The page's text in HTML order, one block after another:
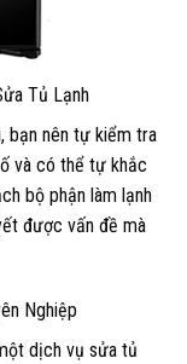
Tủ Lạnh
bạn nên tự kiểm tra
và có thể tự khắc
bộ phận làm lạnh
được vấn đề mà
Nghiệp
dịch vụ sửa tủ